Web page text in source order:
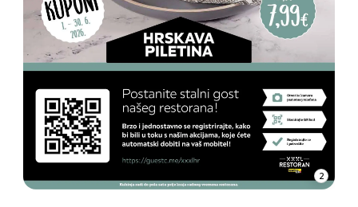
2